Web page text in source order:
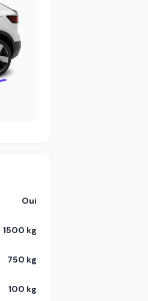
Oui
1500 kg
750 kg
100 kg